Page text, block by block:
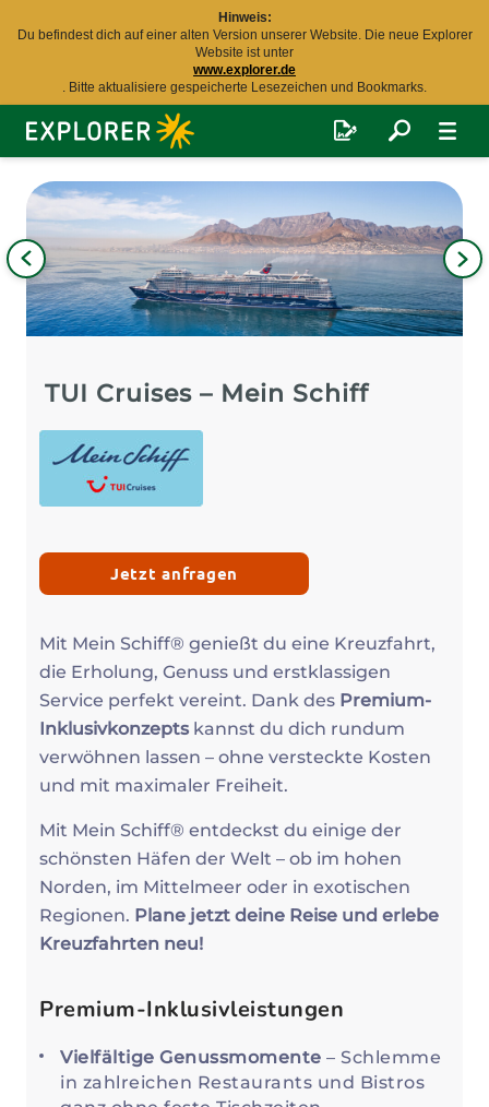
Hinweis:
Du befindest dich auf einer alten Version unserer Website. Die neue Explorer
Website ist unter
www.explorer.de
. Bitte aktualisiere gespeicherte Lesezeichen und Bookmarks.
Explorer
Fernreisen
TUI Cruises – Mein Schiff
Jetzt anfragen
Mit Mein Schiff® genießt du eine Kreuzfahrt,
die Erholung, Genuss und erstklassigen
Service perfekt vereint. Dank des Premium-
Inklusivkonzeptskannst du dich rundum
verwöhnen lassen – ohne versteckte Kosten
und mit maximaler Freiheit.
Mit Mein Schiff® entdeckst du einige der
schönsten Häfen der Welt – ob im hohen
Norden, im Mittelmeer oder in exotischen
Regionen. Plane jetzt deine Reise und erlebe
Kreuzfahrten neu!
Premium-Inklusivleistungen
Vielfältige Genussmomente – Schlemme
in zahlreichen Restaurants und Bistros